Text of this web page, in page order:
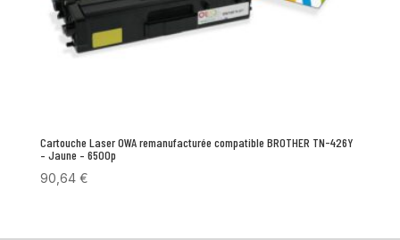
Cartouche Laser OWA remanufacturée compatible BROTHER TN-426Y
– Jaune – 6500p
90,64 €